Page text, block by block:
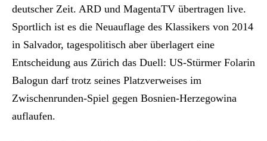
deutscher Zeit. ARD und MagentaTV übertragen live.
Sportlich ist es die Neuauflage des Klassikers von 2014
in Salvador, tagespolitisch aber überlagert eine
Entscheidung aus Zürich das Duell: US-Stürmer Folarin
Balogun darf trotz seines Platzverweises im
Zwischenrunden-Spiel gegen Bosnien-Herzegowina
auflaufen.